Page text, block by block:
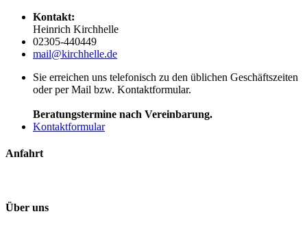
Kontakt:
Heinrich Kirchhelle
02305-440449
mail@kirchhelle.de
Sie erreichen uns telefonisch zu den üblichen Geschäftszeiten
oder per Mail bzw. Kontaktformular.
Beratungstermine nach Vereinbarung.
Kontaktformular
Anfahrt
Über uns